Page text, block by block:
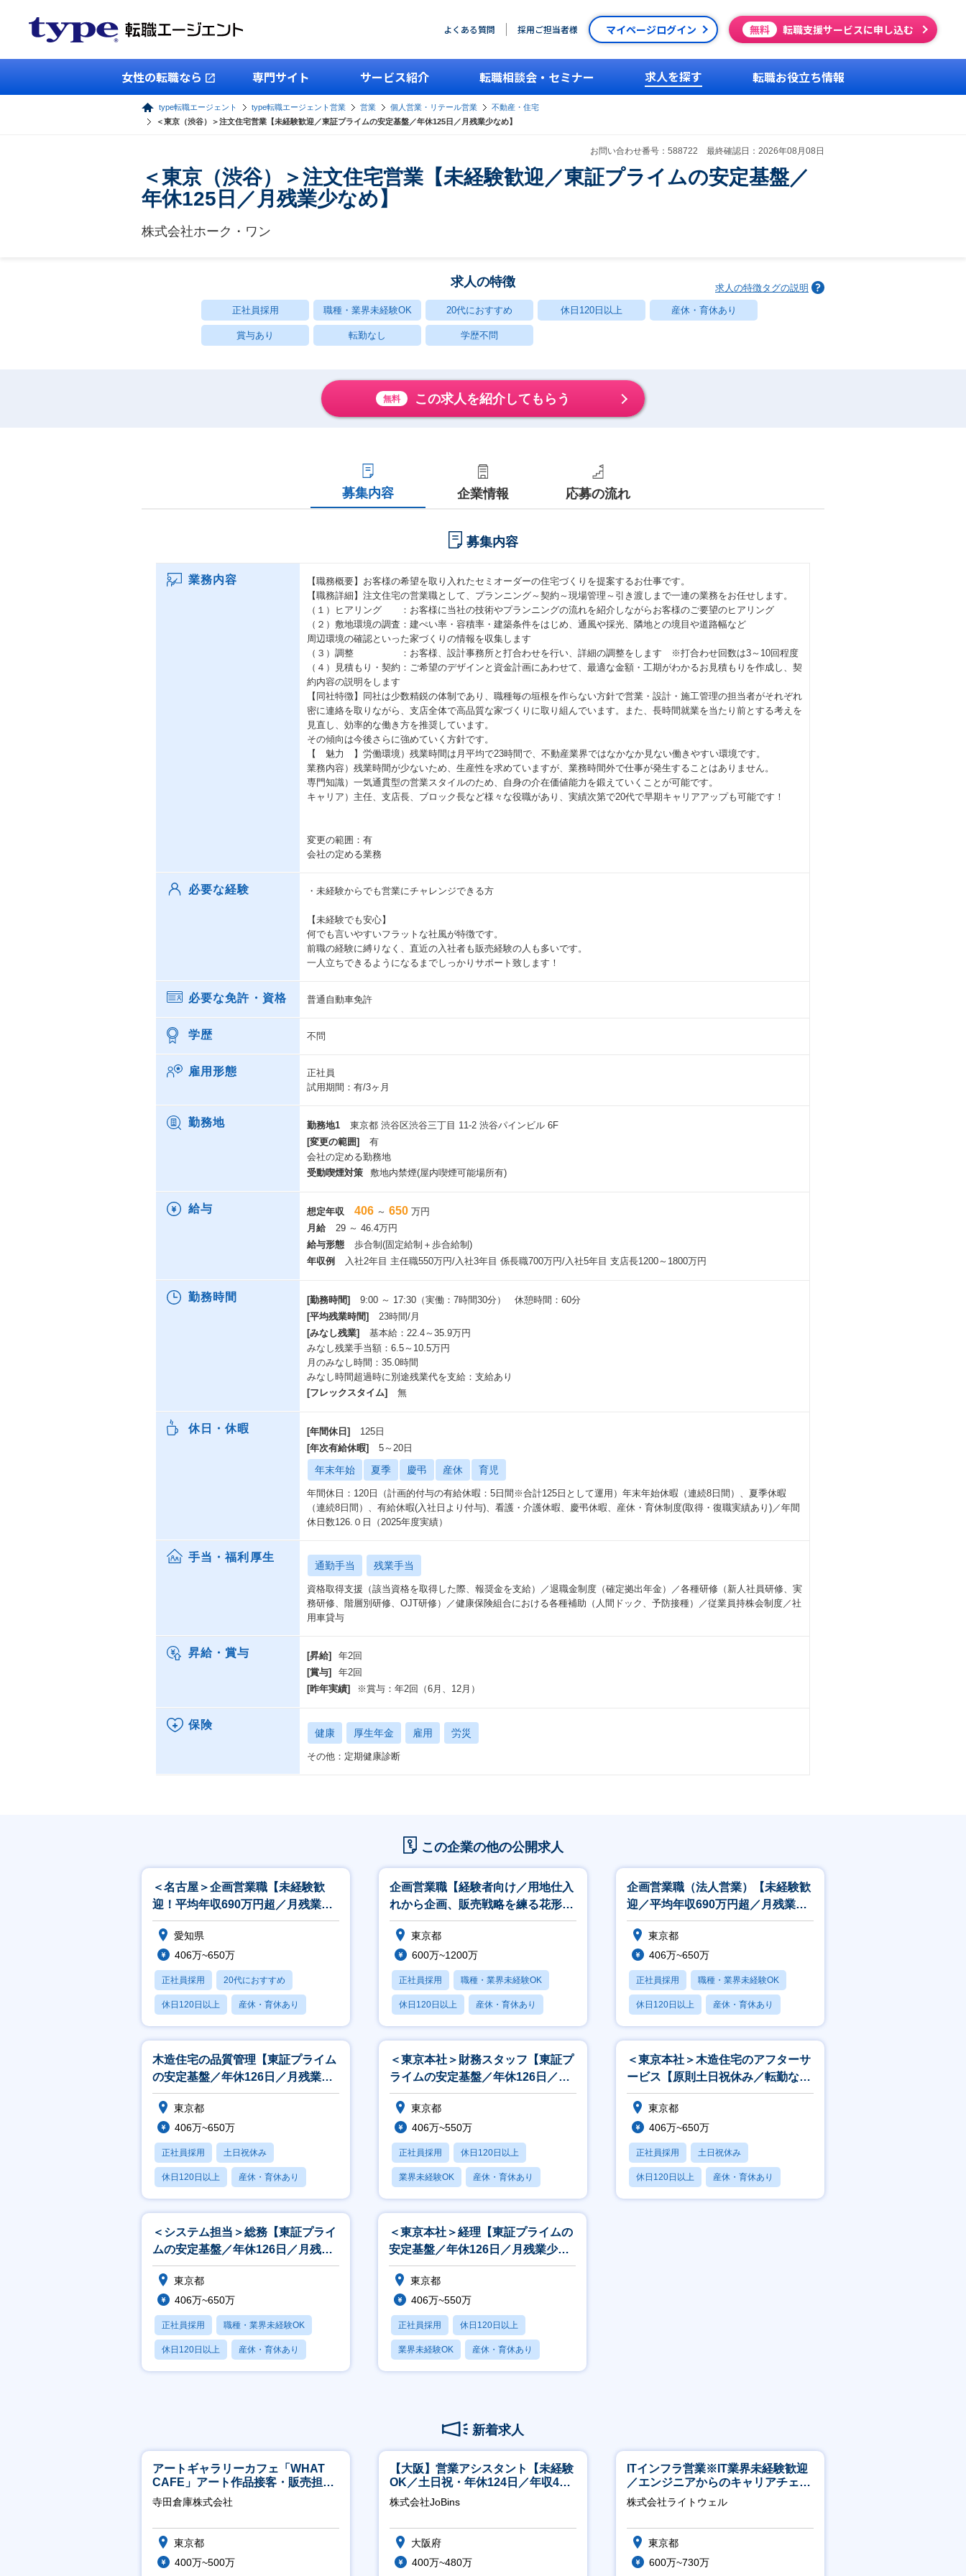
よくある質問 採用ご担当者様 マイページログイン 無料 転職支援サービスに申し込む
女性の転職なら 専門サイト サービス紹介 転職相談会・セミナー 求人を探す 転職お役立ち情報
type転職エージェント type転職エージェント営業 営業 個人営業・リテール営業
不動産・住宅
＜東京（渋谷）＞注文住宅営業【未経験歓迎／東証プライムの安定基盤／年休125日／月残業少なめ】
お問い合わせ番号：588722 最終確認日：2026年08月08日
＜東京（渋谷）＞注文住宅営業【未経験歓迎／東証プライムの安定基盤／
年休125日／月残業少なめ】
株式会社ホーク・ワン
求人の特徴 求人の特徴タグの説明
正社員採用 職種・業界未経験OK 20代におすすめ 休日120日以上 産休・育休あり
賞与あり 転勤なし 学歴不問
無料 この求人を紹介してもらう
募集内容 企業情報 応募の流れ
募集内容
業務内容
【職務概要】お客様の希望を取り入れたセミオーダーの住宅づくりを提案するお仕事です。
【職務詳細】注文住宅の営業職として、プランニング～契約～現場管理～引き渡しまで一連の業務をお任せします。
（１）ヒアリング ：お客様に当社の技術やプランニングの流れを紹介しながらお客様のご要望のヒアリング
（２）敷地環境の調査：建ぺい率・容積率・建築条件をはじめ、通風や採光、隣地との境目や道路幅など
周辺環境の確認といった家づくりの情報を収集します
（３）調整 ：お客様、設計事務所と打合わせを行い、詳細の調整をします ※打合わせ回数は3～10回程度
（４）見積もり・契約：ご希望のデザインと資金計画にあわせて、最適な金額・工期がわかるお見積もりを作成し、契
約内容の説明をします
【同社特徴】同社は少数精鋭の体制であり、職種毎の垣根を作らない方針で営業・設計・施工管理の担当者がそれぞれ
密に連絡を取りながら、支店全体で高品質な家づくりに取り組んでいます。また、長時間就業を当たり前とする考えを
見直し、効率的な働き方を推奨しています。
その傾向は今後さらに強めていく方針です。
【 魅力 】労働環境）残業時間は月平均で23時間で、不動産業界ではなかなか見ない働きやすい環境です。
業務内容）残業時間が少ないため、生産性を求めていますが、業務時間外で仕事が発生することはありません。
専門知識）一気通貫型の営業スタイルのため、自身の介在価値能力を鍛えていくことが可能です。
キャリア）主任、支店長、ブロック長など様々な役職があり、実績次第で20代で早期キャリアアップも可能です！
変更の範囲：有
会社の定める業務
必要な経験 ・未経験からでも営業にチャレンジできる方
【未経験でも安心】
何でも言いやすいフラットな社風が特徴です。
前職の経験に縛りなく、直近の入社者も販売経験の人も多いです。
一人立ちできるようになるまでしっかりサポート致します！
必要な免許・資格 普通自動車免許
学歴 不問
雇用形態
正社員
試用期間：有/3ヶ月
勤務地 勤務地1
東京都 渋谷区渋谷三丁目 11-2 渋谷パインビル 6F
[変更の範囲]
有
会社の定める勤務地
受動喫煙対策
敷地内禁煙(屋内喫煙可能場所有)
給与 想定年収 406 ～ 650 万円
月給
29 ～ 46.4万円
給与形態
歩合制(固定給制＋歩合給制)
年収例
入社2年目 主任職550万円/入社3年目 係長職700万円/入社5年目 支店長1200～1800万円
勤務時間 [勤務時間]
9:00 ～ 17:30（実働：7時間30分） 休憩時間：60分
[平均残業時間]
23時間/月
[みなし残業]
基本給：22.4～35.9万円
みなし残業手当額：6.5～10.5万円
月のみなし時間：35.0時間
みなし時間超過時に別途残業代を支給：支給あり
[フレックスタイム]
無
休日・休暇 [年間休日]
125日
[年次有給休暇]
5～20日
年末年始 夏季 慶弔 産休 育児
年間休日：120日（計画的付与の有給休暇：5日間※合計125日として運用）年末年始休暇（連続8日間）、夏季休暇
（連続8日間）、有給休暇(入社日より付与)、看護・介護休暇、慶弔休暇、産休・育休制度(取得・復職実績あり)／年間
休日数126.０日（2025年度実績）
手当・福利厚生
通勤手当 残業手当
資格取得支援（該当資格を取得した際、報奨金を支給）／退職金制度（確定拠出年金）／各種研修（新人社員研修、実
務研修、階層別研修、OJT研修）／健康保険組合における各種補助（人間ドック、予防接種）／従業員持株会制度／社
用車貸与
昇給・賞与 [昇給]
年2回
[賞与]
年2回
[昨年実績]
※賞与：年2回（6月、12月）
保険
健康 厚生年金 雇用 労災
その他：定期健康診断
この企業の他の公開求人
＜名古屋＞企画営業職【未経験歓
迎！平均年収690万円超／月残業少
なめ／東証プライムGの安定基盤】
愛知県
406万~650万
正社員採用 20代におすすめ
休日120日以上 産休・育休あり
賞与あり
企画営業職【経験者向け／用地仕入
れから企画、販売戦略を練る花形営
業／残業25時間以内／年休125日】
東京都
600万~1200万
正社員採用 職種・業界未経験OK
休日120日以上 産休・育休あり
賞与あり
企画営業職（法人営業）【未経験歓
迎／平均年収690万円超／月残業少
なめ／東証プライムGの安定基盤】
東京都
406万~650万
正社員採用 職種・業界未経験OK
休日120日以上 産休・育休あり
賞与あり
木造住宅の品質管理【東証プライム
の安定基盤／年休126日／月残業少
なめ／転勤なし】
東京都
406万~650万
正社員採用 土日祝休み
休日120日以上 産休・育休あり
賞与あり
＜東京本社＞財務スタッフ【東証プ
ライムの安定基盤／年休126日／月
残業少なめ】
東京都
406万~550万
正社員採用 休日120日以上
業界未経験OK 産休・育休あり
賞与あり
＜東京本社＞木造住宅のアフターサ
ービス【原則土日祝休み／転勤なし
／年間休日126日】
東京都
406万~650万
正社員採用 土日祝休み
休日120日以上 産休・育休あり
賞与あり
＜システム担当＞総務【東証プライ
ムの安定基盤／年休126日／月残業
少なめ】
東京都
406万~650万
正社員採用 職種・業界未経験OK
休日120日以上 産休・育休あり
賞与あり
＜東京本社＞経理【東証プライムの
安定基盤／年休126日／月残業少な
め】
東京都
406万~550万
正社員採用 休日120日以上
業界未経験OK 産休・育休あり
賞与あり
新着求人
アートギャラリーカフェ「WHAT
CAFE」アート作品接客・販売担当
※アート領域未経験可
寺田倉庫株式会社
東京都
400万~500万
【大阪】営業アシスタント【未経験
OK／土日祝・年休124日／年収400
万～／転勤なし】
株式会社JoBins
大阪府
400万~480万
ITインフラ営業※IT業界未経験歓迎
／エンジニアからのキャリアチェン
ジ可※【週3～4日リモート可能】
株式会社ライトウェル
東京都
600万~730万